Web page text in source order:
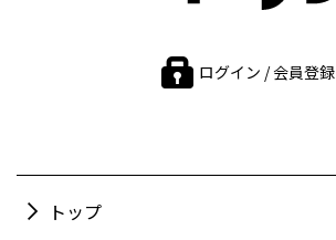
ログイン / 会員登録
トップ